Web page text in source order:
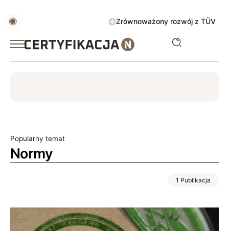
Zrównoważony rozwój z TÜV
Popularny temat
Normy
1 Publikacja